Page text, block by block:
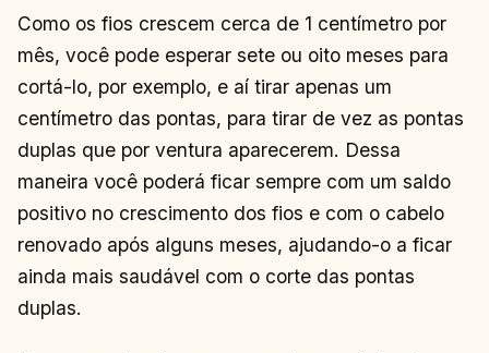
Como os fios crescem cerca de 1 centímetro por
mês, você pode esperar sete ou oito meses para
cortá-lo, por exemplo, e aí tirar apenas um
centímetro das pontas, para tirar de vez as pontas
duplas que por ventura aparecerem. Dessa
maneira você poderá ficar sempre com um saldo
positivo no crescimento dos fios e com o cabelo
renovado após alguns meses, ajudando-o a ficar
ainda mais saudável com o corte das pontas
duplas.